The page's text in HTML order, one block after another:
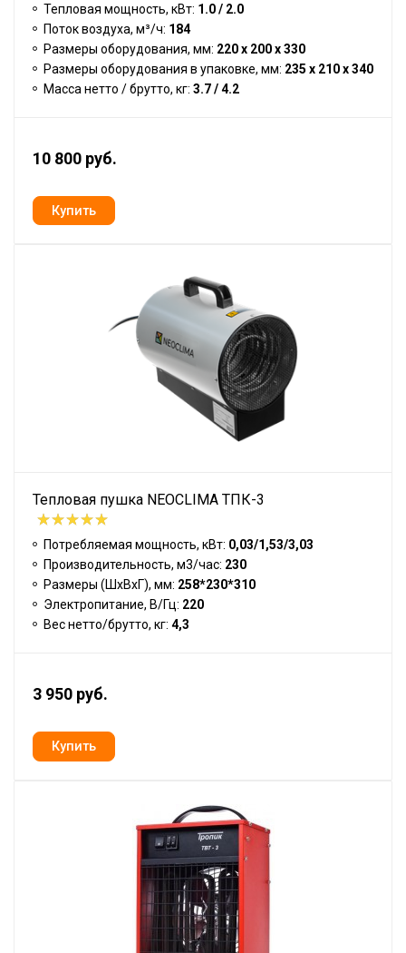
Тепловая мощность, кВт: 1.0 / 2.0
Поток воздуха, м³/ч: 184
Размеры оборудования, мм: 220 x 200 x 330
Размеры оборудования в упаковке, мм: 235 x 210 x 340
Масса нетто / брутто, кг: 3.7 / 4.2
10 800 руб.
Тепловая пушка NEOCLIMA ТПК-3
Потребляемая мощность, кВт: 0,03/1,53/3,03
Производительность, м3/час: 230
Размеры (ШхВхГ), мм: 258*230*310
Электропитание, В/Гц: 220
Вес нетто/брутто, кг: 4,3
3 950 руб.